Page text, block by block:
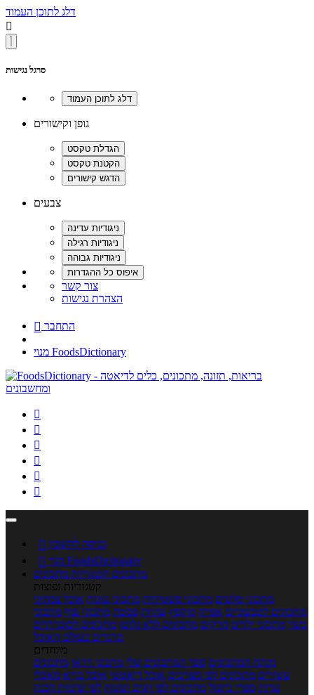
דלג לתוכן העמוד

סרגל נגישות
גופן וקישורים
צבעים
צור קשר
הצהרת נגישות
 התחבר
מנוי FoodsDictionary






 כניסה לחשבון

מנוי FoodsDictionary
מתכונים קטגוריות מתכונים
קטגוריות נפוצות
מתכוני סלטים מתכוני פשטידות מתכוני עוגות אוכל צמחוני
מתכונים לטבעוניים אפייה מוקפץ עוגיות פסטה מתכוני עוף מתכוני
בשר מתכוני ילדים מרקים מתכונים ללא גלוטן מתכונים לסוכרתיים
טרנדים בעולם האוכל
מיוחדים
מנתח המתכונים ספר המתכונים שלי מתכוני וידאו מתכונים
עשירים מתכונים לפי מצרכים אוכל דיאטטי אוכל בריא מאכלי
עדות ספרי בישול מתכונים לפי חגים ועונות לפי שיטות הכנה